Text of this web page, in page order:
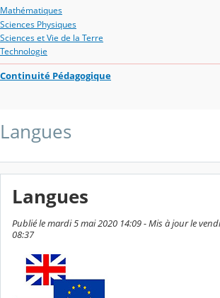
Mathématiques
Sciences Physiques
Sciences et Vie de la Terre
Technologie
Continuité Pédagogique
Langues
Langues
Publié le mardi 5 mai 2020 14:09 - Mis à jour le
08:37